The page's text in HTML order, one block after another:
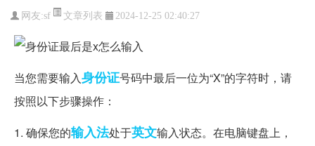
网友:sf 文章列表 2024-12-25 02:40:27
当您需要输入身份证号码中最后一位为“X”的字符时，请
按照以下步骤操作：
1. 确保您的输入法处于英文输入状态。在电脑键盘上，